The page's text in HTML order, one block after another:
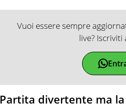
Vuoi essere sempre
live?
Partita divertente ma